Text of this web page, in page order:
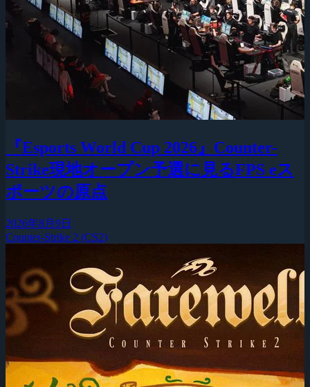
『Esports World Cup 2026』Counter-
Strike現地オープン予選に見るFPS eス
ポーツの原点
2026年8月9日
Counter-Strike 2 (CS2)